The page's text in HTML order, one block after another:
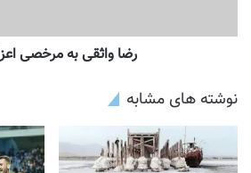
رضا واثقی به مرخصی
نوشته های مشابه